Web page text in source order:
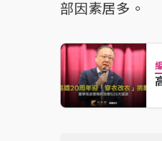
部因素居多。